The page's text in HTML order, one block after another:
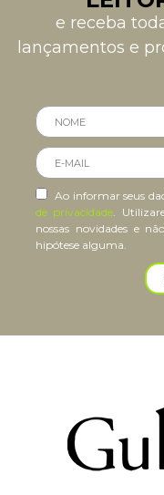
e receba
lançamentos e
Ao informar seus
de privacidade.
nossas novidades e
hipótese alguma.